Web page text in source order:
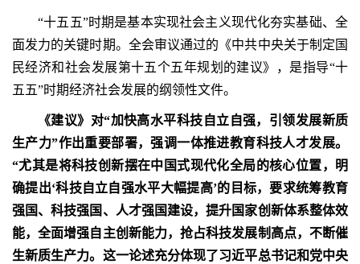
“十五五”时期是基本实现社会主义现代化夯实基础、全
面发力的关键时期。全会审议通过的《中共中央关于制定国
民经济和社会发展第十五个五年规划的建议》，是指导“十
五五”时期经济社会发展的纲领性文件。
《建议》对“加快高水平科技自立自强，引领发展新质
生产力”作出重要部署，强调一体推进教育科技人才发展。
“尤其是将科技创新摆在中国式现代化全局的核心位置，明
确提出‘科技自立自强水平大幅提高’的目标，要求统筹教育
强国、科技强国、人才强国建设，提升国家创新体系整体效
能，全面增强自主创新能力，抢占科技发展制高点，不断催
生新质生产力。这一论述充分体现了习近平总书记和党中央